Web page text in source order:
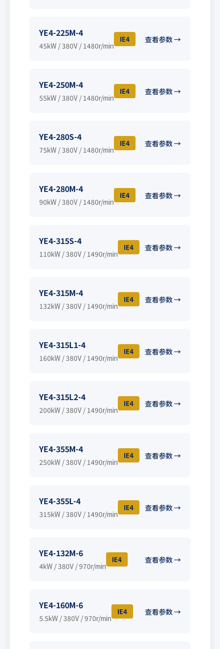
YE4-225M-4
45kW / 380V / 1480r/min
IE4 查看参数 →
YE4-250M-4
55kW / 380V / 1480r/min
IE4 查看参数 →
YE4-280S-4
75kW / 380V / 1480r/min
IE4 查看参数 →
YE4-280M-4
90kW / 380V / 1480r/min
IE4 查看参数 →
YE4-315S-4
110kW / 380V / 1490r/min
IE4 查看参数 →
YE4-315M-4
132kW / 380V / 1490r/min
IE4 查看参数 →
YE4-315L1-4
160kW / 380V / 1490r/min
IE4 查看参数 →
YE4-315L2-4
200kW / 380V / 1490r/min
IE4 查看参数 →
YE4-355M-4
250kW / 380V / 1490r/min
IE4 查看参数 →
YE4-355L-4
315kW / 380V / 1490r/min
IE4 查看参数 →
YE4-132M-6
4kW / 380V / 970r/min
IE4 查看参数 →
YE4-160M-6
5.5kW / 380V / 970r/min
IE4 查看参数 →